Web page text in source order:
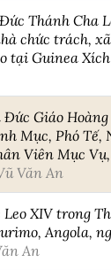
Thánh Cha
chức trách,
tại Guinea
Giáo
Mục, Phó Tế,
Viên Mục
Văn An
XIV trong
Angola,
An